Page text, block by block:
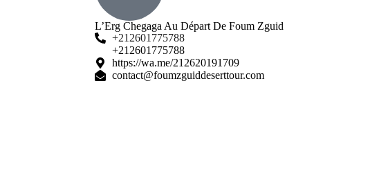
L’Erg Chegaga Au Départ De Foum Zguid
+212601775788
+212601775788
https://wa.me/212620191709
contact@foumzguiddeserttour.com